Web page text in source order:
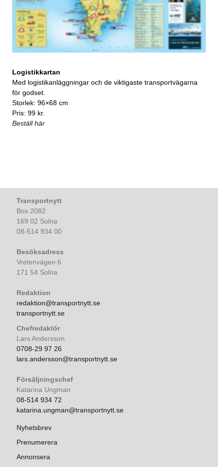
Logistikkartan
Med logistikanläggningar och de viktigaste transportvägarna
för godset.
Storlek: 96×68 cm
Pris: 99 kr.
Beställ här
Transportnytt
Box 2082
169 02 Solna
08-514 934 00
Besöksadress
Vretenvägen 6
171 54 Solna
Redaktion
redaktion@transportnytt.se
transportnytt.se
Chefredaktör
Lars Andersson
0708-29 97 26
lars.andersson@transportnytt.se
Försäljningschef
Katarina Ungman
08-514 934 72
katarina.ungman@transportnytt.se
Nyhetsbrev
Prenumerera
Annonsera